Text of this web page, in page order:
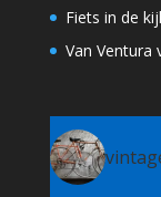
Fiets in de
Van Ventura